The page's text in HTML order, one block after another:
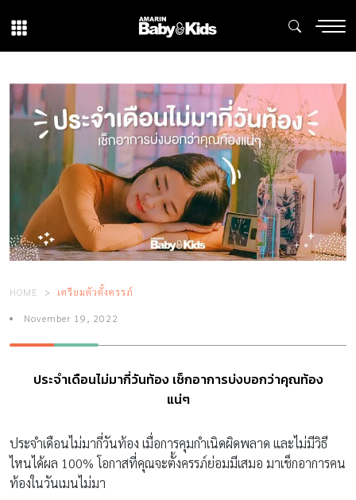
HOME เตรียมตัวตั้งครรภ์
November 19, 2022
ประจำเดือนไม่มากี่วันท้อง เช็กอาการบ่งบอกว่าคุณท้อง
แน่ๆ
ประจำเดือนไม่มากี่วันท้อง เมื่อการคุมกำเนิดผิดพลาด และไม่มีวิธี
ไหนได้ผล 100% โอกาสที่คุณจะตั้งครรภ์ย่อมมีเสมอ มาเช็กอาการคน
ท้องในวันเมนไม่มา